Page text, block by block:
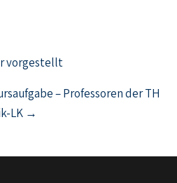
vorgestellt
– Professoren der TH
LK →